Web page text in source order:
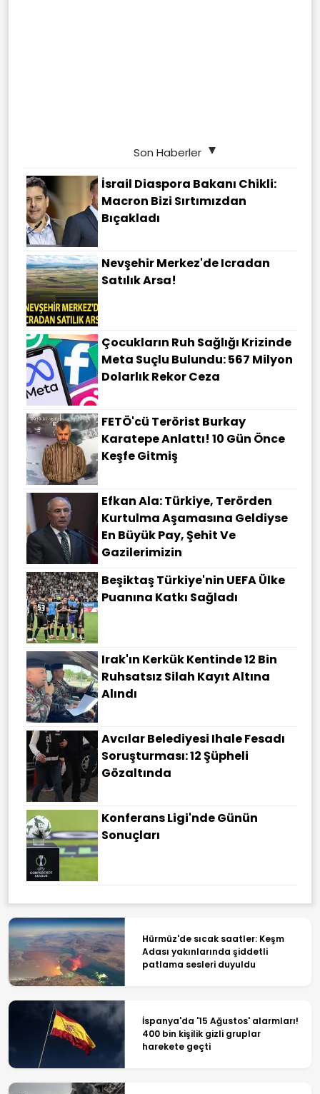
Son Haberler
İsrail Diaspora Bakanı Chikli:
Macron Bizi Sırtımızdan
Bıçakladı
Nevşehir Merkez'de Icradan
Satılık Arsa!
Çocukların Ruh Sağlığı Krizinde
Meta Suçlu Bulundu: 567 Milyon
Dolarlık Rekor Ceza
FETÖ'cü Terörist Burkay
Karatepe Anlattı! 10 Gün Önce
Keşfe Gitmiş
Efkan Ala: Türkiye, Terörden
Kurtulma Aşamasına Geldiyse
En Büyük Pay, Şehit Ve
Gazilerimizin
Beşiktaş Türkiye'nin UEFA Ülke
Puanına Katkı Sağladı
Irak'ın Kerkük Kentinde 12 Bin
Ruhsatsız Silah Kayıt Altına
Alındı
Avcılar Belediyesi Ihale Fesadı
Soruşturması: 12 Şüpheli
Gözaltında
Konferans Ligi'nde Günün
Sonuçları
Hürmüz'de sıcak saatler: Keşm
Adası yakınlarında şiddetli
patlama sesleri duyuldu
İspanya'da '15 Ağustos' alarmları!
400 bin kişilik gizli gruplar
harekete geçti